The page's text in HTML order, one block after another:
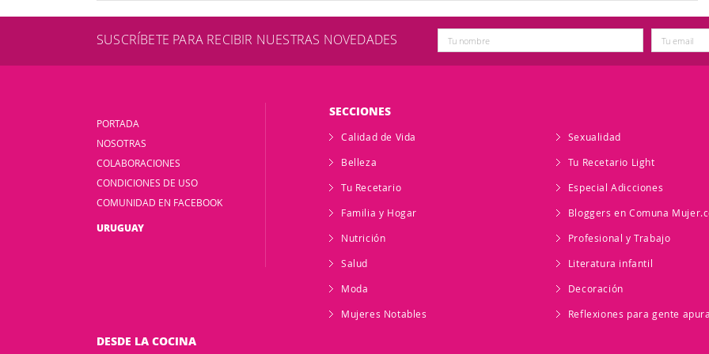
SUSCRÍBETE PARA RECIBIR NUESTRAS NOVEDADES
PORTADA
NOSOTRAS
COLABORACIONES
CONDICIONES DE USO
COMUNIDAD EN FACEBOOK
URUGUAY
SECCIONES
Calidad de Vida
Belleza
Tu Recetario
Familia y Hogar
Nutrición
Salud
Moda
Mujeres Notables
Sexualidad
Tu Recetario Light
Especial Adicciones
Bloggers en Comuna
Profesional y Trabajo
Literatura infantil
Decoración
Reflexiones para gente
DESDE LA COCINA